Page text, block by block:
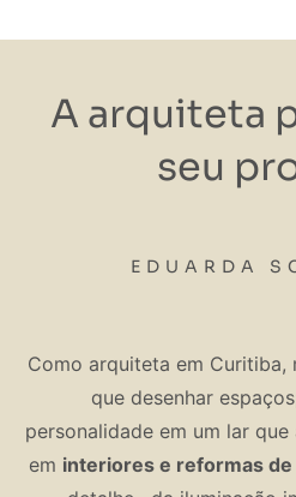
A arquiteta
seu
EDUARDA
Como arquiteta em Curitiba,
que desenhar
personalidade em um lar
em interiores e reformas de